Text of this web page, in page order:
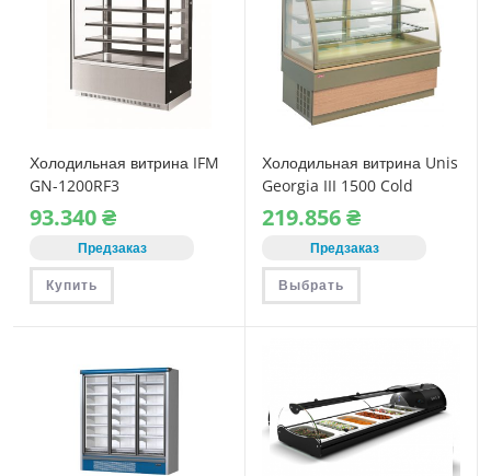
Холодильная витрина IFM
GN-1200RF3
93.340₴
Предзаказ
Купить
Холодильная витрина Unis
Georgia III 1500 Cold
219.856₴
Предзаказ
Выбрать
Этот
имеет
выбрать
на
странице
товара.